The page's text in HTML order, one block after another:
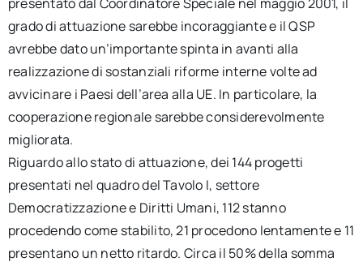
grado di attuazione sarebbe incoraggiante e il QSP
avrebbe dato un’importante spinta in avanti alla
realizzazione di sostanziali riforme interne volte ad
avvicinare i Paesi dell’area alla UE. In particolare, la
cooperazione regionale sarebbe considerevolmente
migliorata.
Riguardo allo stato di attuazione, dei 144 progetti
presentati nel quadro del Tavolo I, settore
Democratizzazione e Diritti Umani, 112 stanno
procedendo come stabilito, 21 procedono lentamente e 11
presentano un netto ritardo. Circa il 50% della somma